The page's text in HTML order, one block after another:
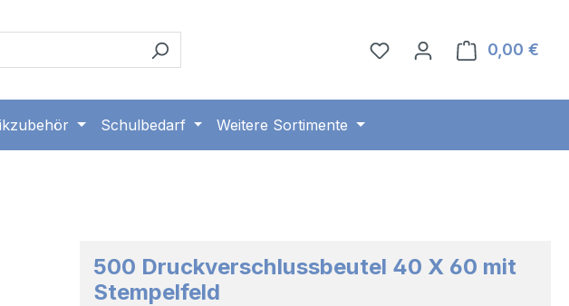
0,00 €
Schulbedarf Weitere Sortimente
500 Druckverschlussbeutel 40 X 60 mit
Stempelfeld